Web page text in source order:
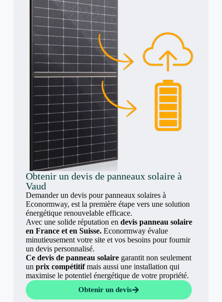
Obtenir un devis de panneaux solaire à
Vaud
Demander un devis pour panneaux solaires à
Econormway, est la première étape vers une solution
énergétique renouvelable efficace.
Avec une solide réputation en devis panneau solaire
en France et en Suisse.Econormway évalue
minutieusement votre site et vos besoins pour fournir
un devis personnalisé.
Ce devis de panneau solairegarantit non seulement
un prix compétitifmais aussi une installation qui
maximise le potentiel énergétique de votre propriété.
Obtenir un devis